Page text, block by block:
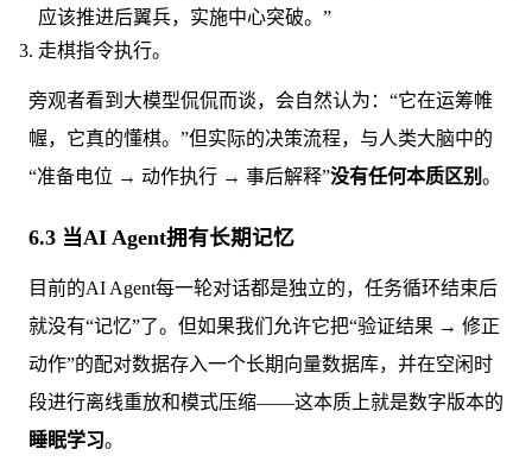
应该推进后翼兵，实施中心突破。”
走棋指令执行。
旁观者看到大模型侃侃而谈，会自然认为：“它在运筹帷
幄，它真的懂棋。”但实际的决策流程，与人类大脑中的
“准备电位 → 动作执行 → 事后解释”没有任何本质区别 。
6.3 当AI Agent拥有长期记忆
目前的AI Agent每一轮对话都是独立的，任务循环结束后
就没有“记忆”了。但如果我们允许它把“验证结果 → 修正
动作”的配对数据存入一个长期向量数据库，并在空闲时
段进行离线重放和模式压缩——这本质上就是数字版本的
睡眠学习。